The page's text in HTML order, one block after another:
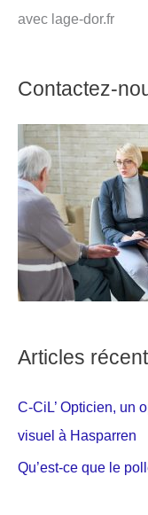
avec lage-dor.fr
Contactez-
Articles
C-CiL’ Opticien, un
visuel à Hasparren
Qu’est-ce que le